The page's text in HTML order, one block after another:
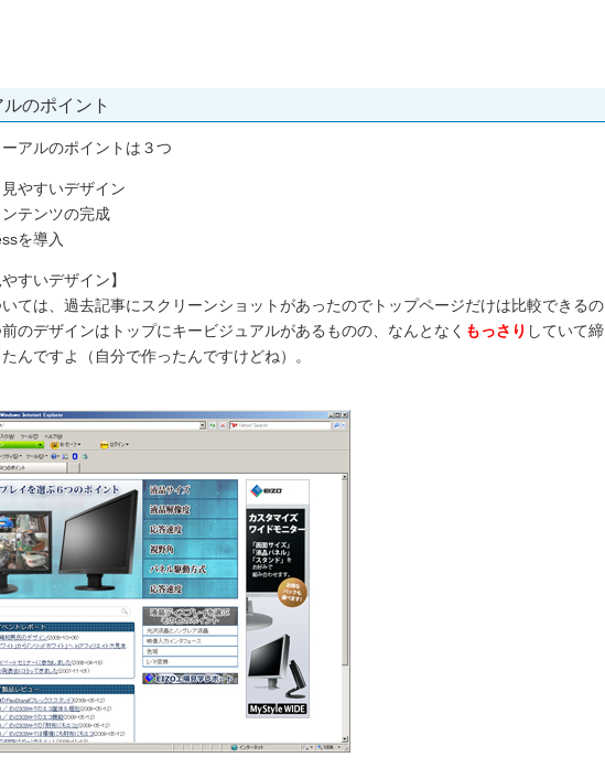
のポイント
アルのポイントは３つ
やすいデザイン
テンツの完成
を導入
すいデザイン】
ては、過去記事にスクリーンショットがあったのでトップページだけは比較できるの
のデザインはトップにキービジュアルがあるものの、なんとなく もっさり していて締
んですよ（自分で作ったんですけどね）。